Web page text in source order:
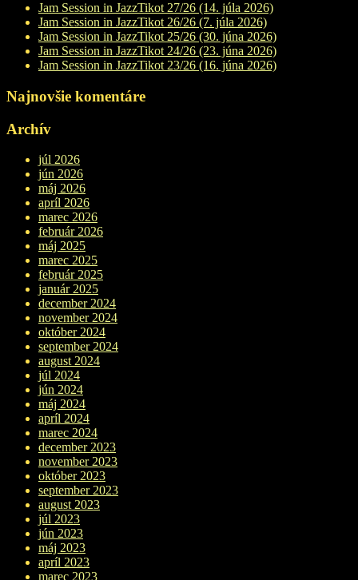
Jam Session in JazzTikot 27/26 (14. júla 2026)
Jam Session in JazzTikot 26/26 (7. júla 2026)
Jam Session in JazzTikot 25/26 (30. júna 2026)
Jam Session in JazzTikot 24/26 (23. júna 2026)
Jam Session in JazzTikot 23/26 (16. júna 2026)
Najnovšie komentáre
Archív
júl 2026
jún 2026
máj 2026
apríl 2026
marec 2026
február 2026
máj 2025
marec 2025
február 2025
január 2025
december 2024
november 2024
október 2024
september 2024
august 2024
júl 2024
jún 2024
máj 2024
apríl 2024
marec 2024
december 2023
november 2023
október 2023
september 2023
august 2023
júl 2023
jún 2023
máj 2023
apríl 2023
marec 2023